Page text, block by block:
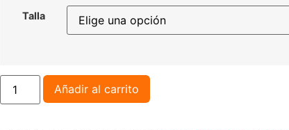
Talla
Añadir al carrito